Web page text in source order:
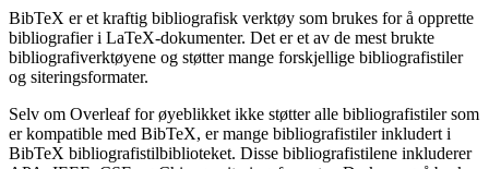
BibTeX er et kraftig bibliografisk verktøy som brukes for å opprette
bibliografier i LaTeX-dokumenter. Det er et av de mest brukte
bibliografiverktøyene og støtter mange forskjellige bibliografistiler
og siteringsformater.
Selv om Overleaf for øyeblikket ikke støtter alle bibliografistiler som
er kompatible med BibTeX, er mange bibliografistiler inkludert i
BibTeX bibliografistilbiblioteket. Disse bibliografistilene inkluderer